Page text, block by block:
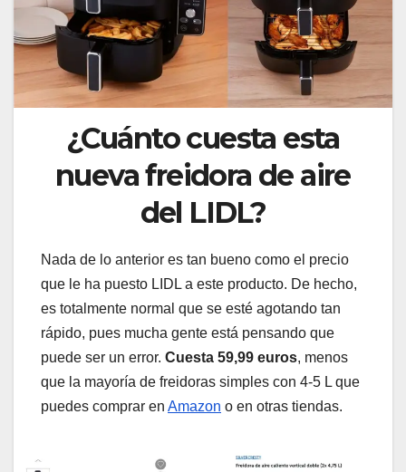
¿Cuánto cuesta esta
nueva freidora de aire
del LIDL?
Nada de lo anterior es tan bueno como el precio
que le ha puesto LIDL a este producto. De hecho,
es totalmente normal que se esté agotando tan
rápido, pues mucha gente está pensando que
puede ser un error. Cuesta 59,99 euros, menos
que la mayoría de freidoras simples con 4-5 L que
puedes comprar en Amazon o en otras tiendas.